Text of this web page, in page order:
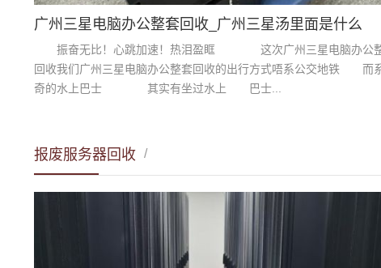
广州三星电脑办公整套回收_广州三星汤里面是什么
振奋无比！心跳加速！热泪盈眶 这次广州三星电脑办公
回收我们广州三星电脑办公整套回收的出行方式唔系公交地铁 而
奇的水上巴士 其实有坐过水上 巴士...
报废服务器回收 /